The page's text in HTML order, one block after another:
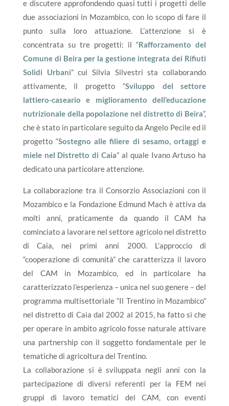
e discutere approfondendo quasi tutti i progetti delle
due associazioni in Mozambico, con lo scopo di fare il
punto sulla loro attuazione. L’attenzione si è
concentrata su tre progetti: il “Rafforzamento del
Comune di Beira per la gestione integrata dei Rifiuti
Solidi Urbani” cui Silvia Silvestri sta collaborando
attivamente, il progetto “Sviluppo del settore
lattiero-caseario e miglioramento dell’educazione
nutrizionale della popolazione nel distretto di Beira”,
che è stato in particolare seguito da Angelo Pecile ed il
progetto “Sostegno alle filiere di sesamo, ortaggi e
miele nel Distretto di Caia” al quale Ivano Artuso ha
dedicato una particolare attenzione.
La collaborazione tra il Consorzio Associazioni con il
Mozambico e la Fondazione Edmund Mach è attiva da
molti anni, praticamente da quando il CAM ha
cominciato a lavorare nel settore agricolo nel distretto
di Caia, nei primi anni 2000. L’approccio di
“cooperazione di comunità” che caratterizza il lavoro
del CAM in Mozambico, ed in particolare ha
caratterizzato l’esperienza – unica nel suo genere – del
programma multisettoriale “Il Trentino in Mozambico”
nel distretto di Caia dal 2002 al 2015, ha fatto sì che
per operare in ambito agricolo fosse naturale attivare
una partnership con il soggetto fondamentale per le
tematiche di agricoltura del Trentino.
La collaborazione si è sviluppata negli anni con la
partecipazione di diversi referenti per la FEM nei
gruppi di lavoro tematici del CAM, con eventi